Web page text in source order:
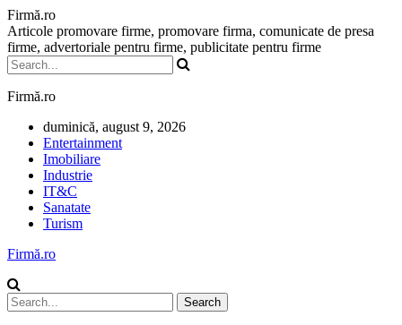
Firmă.ro
Articole promovare firme, promovare firma, comunicate de presa
firme, advertoriale pentru firme, publicitate pentru firme
Firmă.ro
duminică, august 9, 2026
Entertainment
Imobiliare
Industrie
IT&C
Sanatate
Turism
Firmă.ro